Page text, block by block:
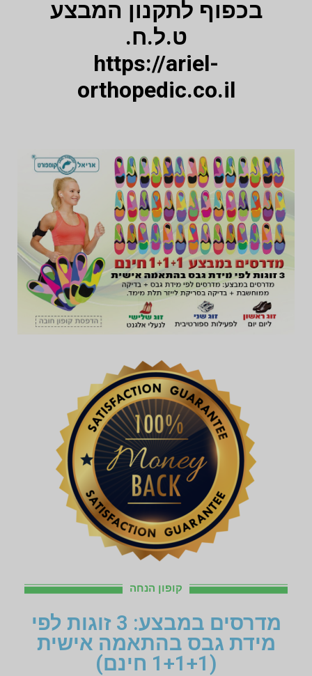
בכפוף לתקנון המבצע
ט.ל.ח.
https://ariel-
orthopedic.co.il
קופון הנחה
מדרסים במבצע: 3 זוגות לפי
מידת גבס בהתאמה אישית
(1+1+1 חינם)